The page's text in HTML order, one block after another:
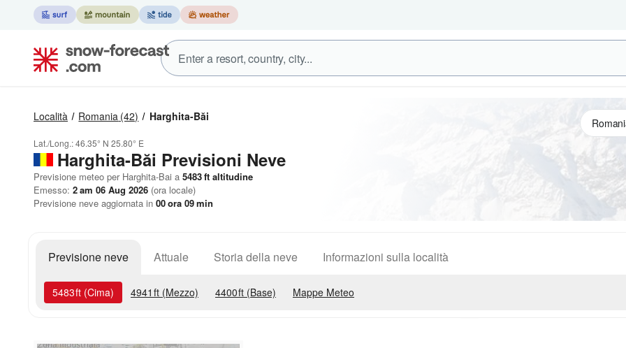
Località Romania (42) Harghita-Băi
Lat./Long.:46.35° N 25.80° E
Harghita-Băi Previsioni Neve
Previsione meteo per Harghita-Bai a 5483ft altitudine
Emesso: 2 am 06 Aug 2026 (ora locale)
Previsione neve aggiornata in 00ora 09min
Previsione neve Attuale Storia della neve Informazioni sulla località
5483ft (Cima) 4941 ft (Mezzo) 4400ft (Base) Mappe Meteo